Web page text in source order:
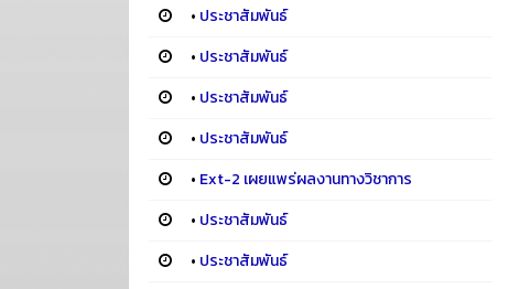
• ประชาสัมพันธ์
• ประชาสัมพันธ์
• ประชาสัมพันธ์
• ประชาสัมพันธ์
• Ext-2 เผยแพร่ผลงานทางวิชาการ
• ประชาสัมพันธ์
• ประชาสัมพันธ์